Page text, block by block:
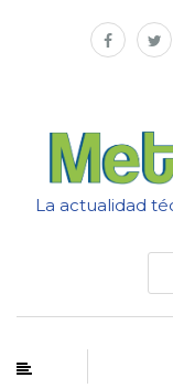
La actualidad